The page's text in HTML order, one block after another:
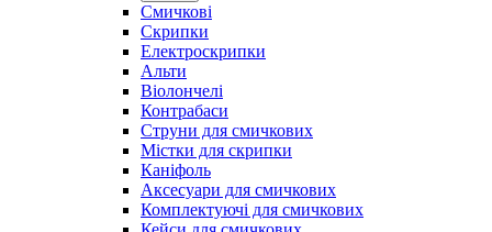
Смичкові
Скрипки
Електроскрипки
Альти
Віолончелі
Контрабаси
Струни для смичкових
Містки для скрипки
Каніфоль
Аксесуари для смичкових
Комплектуючі для смичкових